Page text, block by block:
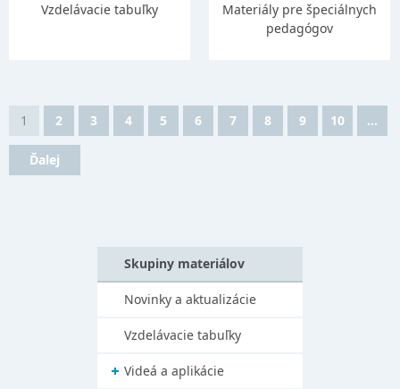
Vzdelávacie tabuľky
Materiály pre špeciálnych
pedagógov
1 2 3 4 5 6 7 8 9 10 ...
Ďalej
Skupiny materiálov
Novinky a aktualizácie
Vzdelávacie tabuľky
Videá a aplikácie